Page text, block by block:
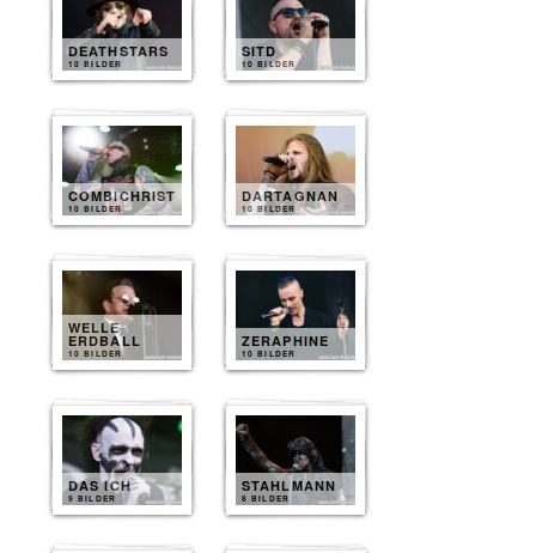
DEATHSTARS
10 BILDER
SITD
10 BILDER
COMBICHRIST
10 BILDER
DARTAGNAN
10 BILDER
WELLE
ERDBALL
10 BILDER
ZERAPHINE
10 BILDER
DAS ICH
9 BILDER
STAHLMANN
8 BILDER